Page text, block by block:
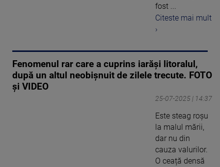
fost ...
Citeste mai mult
›
Fenomenul rar care a cuprins iarăși litoralul,
după un altul neobișnuit de zilele trecute. FOTO
și VIDEO
25-07-2025 | 14:37
Este steag roșu
la malul mării,
dar nu din
cauza valurilor.
O ceață densă